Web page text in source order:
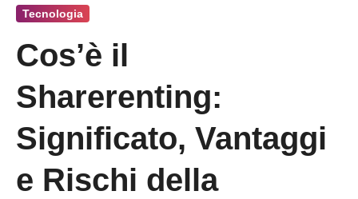
Tecnologia
Cos’è il
Sharerenting:
Significato, Vantaggi
e Rischi della